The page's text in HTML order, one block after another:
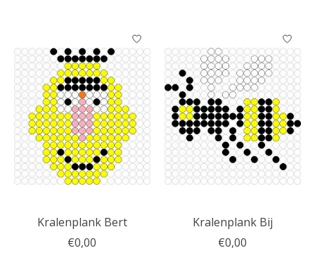
Kralenplank Bert
€0,00
Kralenplank Bij
€0,00